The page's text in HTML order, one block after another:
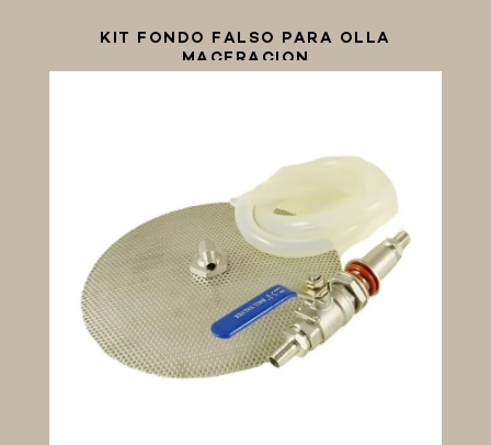
KIT FONDO FALSO PARA OLLA
MACERACION